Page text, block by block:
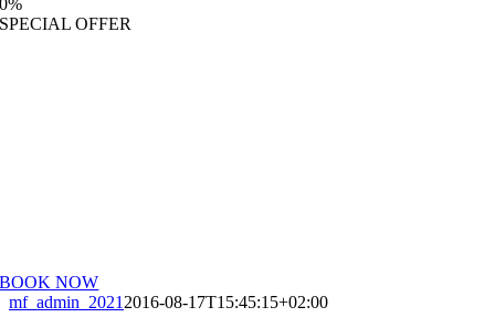
SPECIAL OFFER
BOOK NOW
mf_admin_2021 2016-08-17T15:45:15+02:00